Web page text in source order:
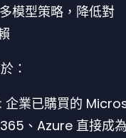
模型策略，降低對
：
: 企業已購買的
、Azure 直接成